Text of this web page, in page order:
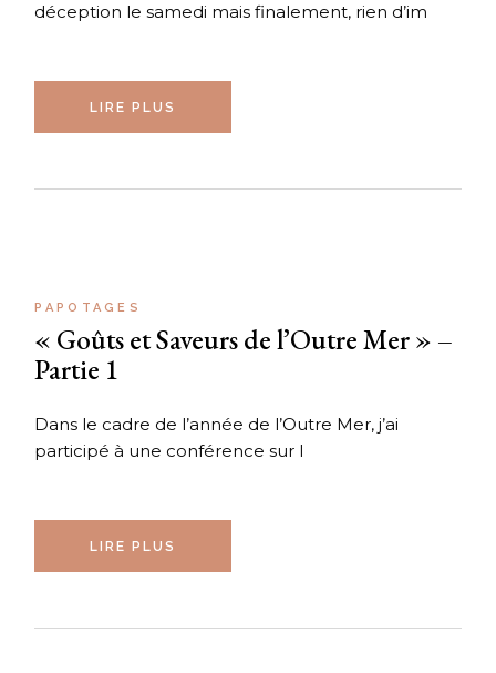
déception le samedi mais finalement, rien d’im
LIRE PLUS
PAPOTAGES
« Goûts et Saveurs de l’Outre Mer » –
Partie 1
Dans le cadre de l’année de l’Outre Mer, j’ai
participé à une conférence sur l
LIRE PLUS